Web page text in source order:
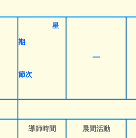
星
期
節次
一
導師時間 晨間活動